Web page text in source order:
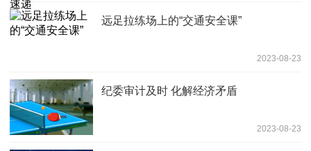
远足拉练场上的“交通安全课”
2023-08-23
纪委审计及时 化解经济矛盾
2023-08-23